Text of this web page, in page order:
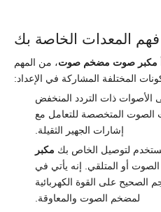
فهم المعدات الخاصة بك
مكبر صوت مضخم صوت، من المهم
المختلفة المشاركة في الإعداد:
الأصوات ذات التردد المنخفض
الصوت المتخصصة للتعامل مع
إشارات الجهير الثقيلة.
لتوصيل الخاص بك مكبر
أو المتلقي. إنه يأتي في
الصحيح على القوة الكهربائية
لمضخم الصوت والمعاوقة.